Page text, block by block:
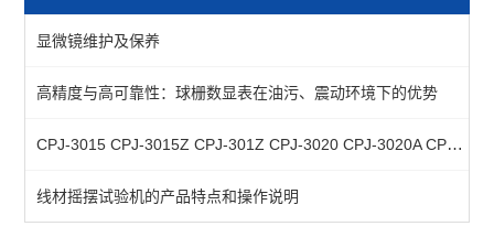
显微镜维护及保养
高精度与高可靠性：球栅数显表在油污、震动环境下的优势
CPJ-3015 CPJ-3015Z CPJ-301Z CPJ-3020 CPJ-3020A CPJ-3020AZ CPJ-302Z
线材摇摆试验机的产品特点和操作说明